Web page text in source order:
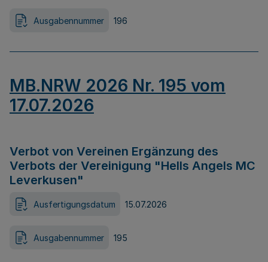
Ausgabennummer 196
MB.NRW 2026 Nr. 195 vom
17.07.2026
Verbot von Vereinen Ergänzung des
Verbots der Vereinigung "Hells Angels MC
Leverkusen"
Ausfertigungsdatum 15.07.2026
Ausgabennummer 195